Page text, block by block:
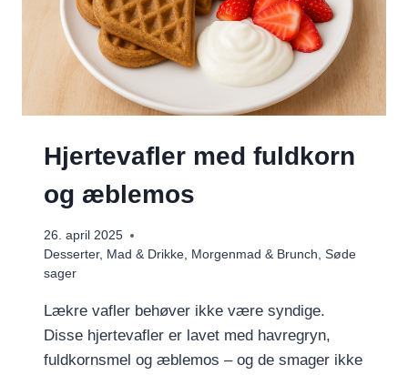
Hjertevafler med fuldkorn
og æblemos
26. april 2025
Desserter, Mad & Drikke, Morgenmad & Brunch, Søde
sager
Lækre vafler behøver ikke være syndige.
Disse hjertevafler er lavet med havregryn,
fuldkornsmel og æblemos – og de smager ikke